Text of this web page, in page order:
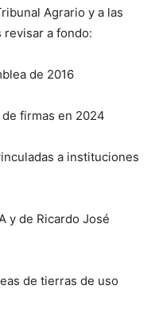
Agrario y a las
a fondo:
de 2016
firmas en 2024
a instituciones
y de Ricardo José
de tierras de uso